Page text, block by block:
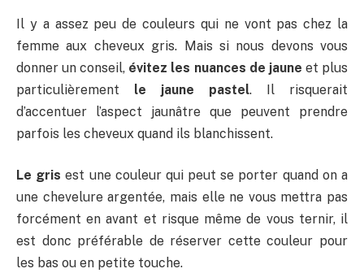
Il y a assez peu de couleurs qui ne vont pas chez la
femme aux cheveux gris. Mais si nous devons vous
donner un conseil, évitez les nuances de jaune et plus
particulièrement le jaune pastel. Il risquerait
d’accentuer l’aspect jaunâtre que peuvent prendre
parfois les cheveux quand ils blanchissent.
Le gris est une couleur qui peut se porter quand on a
une chevelure argentée, mais elle ne vous mettra pas
forcément en avant et risque même de vous ternir, il
est donc préférable de réserver cette couleur pour
les bas ou en petite touche.